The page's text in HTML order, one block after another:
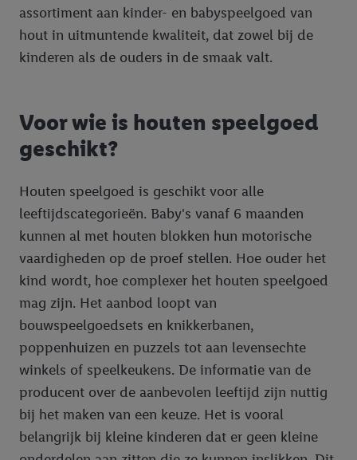
assortiment aan kinder- en babyspeelgoed van
hout in uitmuntende kwaliteit, dat zowel bij de
kinderen als de ouders in de smaak valt.
Voor wie is houten speelgoed
geschikt?
Houten speelgoed is geschikt voor alle
leeftijdscategorieën. Baby's vanaf 6 maanden
kunnen al met houten blokken hun motorische
vaardigheden op de proef stellen. Hoe ouder het
kind wordt, hoe complexer het houten speelgoed
mag zijn. Het aanbod loopt van
bouwspeelgoedsets en knikkerbanen,
poppenhuizen en puzzels tot aan levensechte
winkels of speelkeukens. De informatie van de
producent over de aanbevolen leeftijd zijn nuttig
bij het maken van een keuze. Het is vooral
belangrijk bij kleine kinderen dat er geen kleine